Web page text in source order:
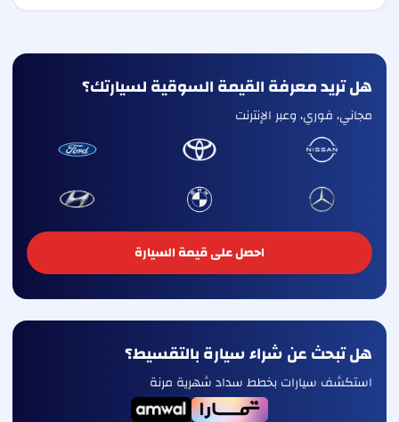
هل تريد معرفة القيمة السوقية لسيارتك؟
مجاني، فوري، وعبر الإنترنت
احصل على قيمة السيارة
هل تبحث عن شراء سيارة بالتقسيط؟
استكشف سيارات بخطط سداد شهرية مرنة